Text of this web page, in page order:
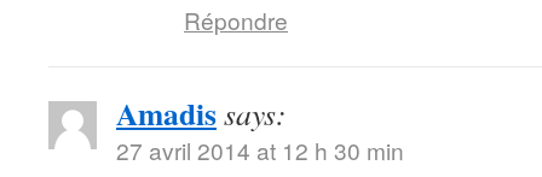
Répondre
Amadissays:
27 avril 2014 at 12 h 30 min